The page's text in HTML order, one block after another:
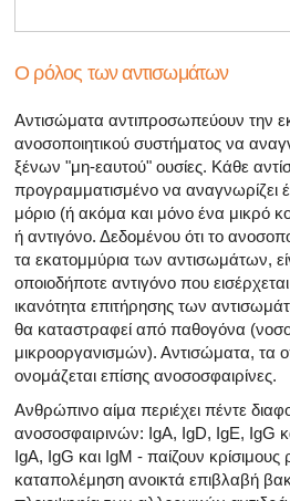
Ο ρόλος των αντισωμάτων
Αντισώματα αντιπροσωπεύουν την
ανοσοποιητικού συστήματος να
ξένων "μη-εαυτού" ουσίες. Κάθε
προγραμματισμένο να αναγνωρίζει
μόριο (ή ακόμα και μόνο ένα μικρό
ή αντιγόνο. Δεδομένου ότι το
τα εκατομμύρια των αντισωμάτων,
οποιοδήποτε αντιγόνο που
ικανότητα επιτήρησης των
θα καταστραφεί από παθογόνα
μικροοργανισμών). Αντισώματα, τα
ονομάζεται επίσης ανοσοσφαιρίνες.
Ανθρώπινο αίμα περιέχει πέντε
ανοσοσφαιρινών: IgA, IgD, IgE, IgG
IgA, IgG και IgM - παίζουν κρίσιμους
καταπολέμηση ανοικτά επιβλαβή